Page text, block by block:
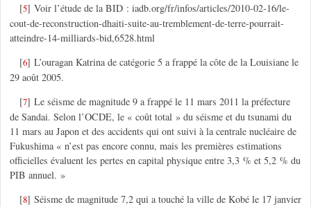
[5]Voir l’étude de la BID : iadb.org/fr/infos/articles/2010-02-16/le-
cout-de-reconstruction-dhaiti-suite-au-tremblement-de-terre-pourrait-
atteindre-14-milliards-bid,6528.html
[6]L’ouragan Katrina de catégorie 5 a frappé la côte de la Louisiane le
29 août 2005.
[7]Le séisme de magnitude 9 a frappé le 11 mars 2011 la préfecture
de Sandai. Selon l’OCDE, le « coût total » du séisme et du tsunami du
11 mars au Japon et des accidents qui ont suivi à la centrale nucléaire de
Fukushima « n’est pas encore connu, mais les premières estimations
officielles évaluent les pertes en capital physique entre 3,3 % et 5,2 % du
PIB annuel. »
[8]Séisme de magnitude 7,2 qui a touché la ville de Kobé le 17 janvier